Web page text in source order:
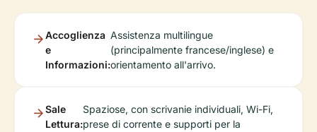
Accoglienza
e
Informazioni:
Assistenza multilingue
(principalmente francese/inglese) e
orientamento all'arrivo.
Sale
Lettura:
Spaziose, con scrivanie individuali, Wi-Fi,
prese di corrente e supporti per la